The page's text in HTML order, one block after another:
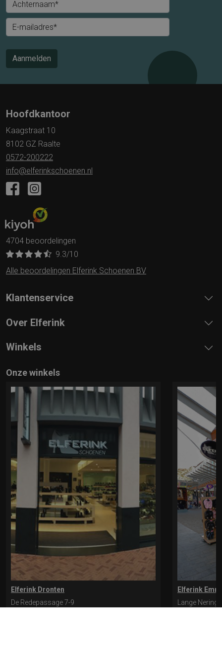
Achternaam*
E-mailadres*
Aanmelden
Hoofdkantoor
Kaagstraat 10
8102 GZ Raalte
0572-200222
info@elferinkschoenen.nl
4704 beoordelingen
9.3/10
Alle beoordelingen Elferink Schoenen BV
Klantenservice
Over Elferink
Winkels
Onze winkels
Elferink Dronten
De Redepassage 7-9
Elferink
Lange Nering